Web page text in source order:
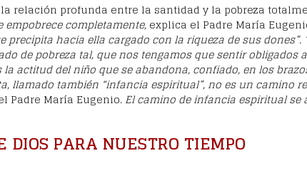
relación profunda entre la santidad y la pobreza
empobrece completamente, explica el Padre María
precipita hacia ella cargado con la riqueza de sus dones”.
de pobreza tal, que nos tengamos que sentir obligados
la actitud del niño que se abandona, confiado, en los
llamado también “infancia espiritual”, no es un camino
Padre María Eugenio. El camino de infancia espiritual se
DIOS PARA NUESTRO TIEMPO